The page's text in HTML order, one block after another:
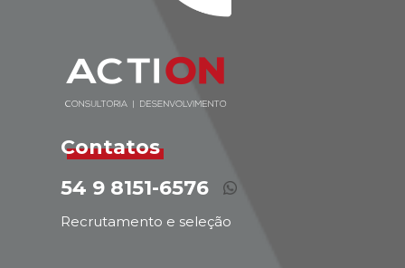
Contatos
54 9 8151-6576
Recrutamento e seleção